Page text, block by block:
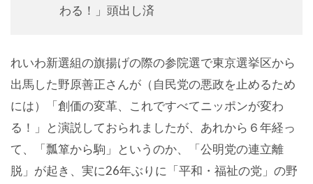
わる！」頭出し済
れいわ新選組の旗揚げの際の参院選で東京選挙区から
出馬した野原善正さんが（自民党の悪政を止めるため
には）「創価の変革、これですべてニッポンが変わ
る！」と演説しておられましたが、あれから６年経っ
て、「瓢箪から駒」というのか、「公明党の連立離
脱」が起き、実に26年ぶりに「平和・福祉の党」の野